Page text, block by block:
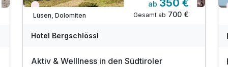
Wieder frei ab September
Lüsen, Dolomiten
ab 350 €
Gesamt ab 700 €
Hotel Bergschlössl
Aktiv & Welllness in den Südtiroler